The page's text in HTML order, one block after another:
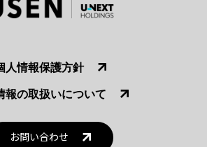
人情報保護方針
報の取扱いについて
お問い合わせ